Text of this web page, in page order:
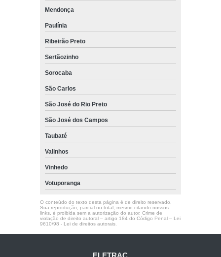
Mendonça
Paulínia
Ribeirão Preto
Sertãozinho
Sorocaba
São Carlos
São José do Rio Preto
São José dos Campos
Taubaté
Valinhos
Vinhedo
Votuporanga
O conteúdo do texto desta página é de direito reservado.
Sua reprodução, parcial ou total, mesmo citando nossos
links, é proibida sem a autorização do autor. Crime de
violação de direito autoral – artigo 184 do Código Penal – Lei
9610/98 - Lei de direitos autorais.